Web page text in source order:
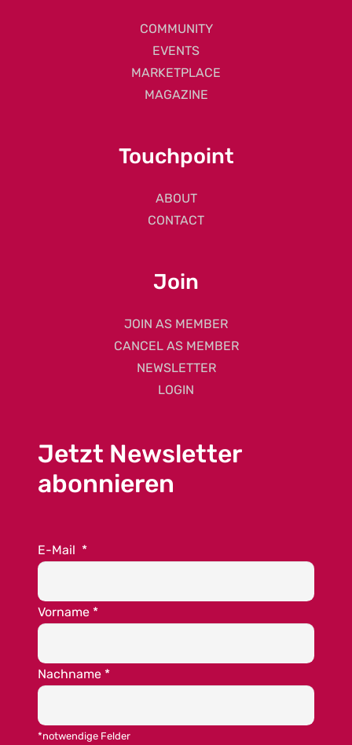
COMMUNITY
EVENTS
MARKETPLACE
MAGAZINE
Touchpoint
ABOUT
CONTACT
Join
JOIN AS MEMBER
CANCEL AS MEMBER
NEWSLETTER
LOGIN
Jetzt Newsletter
abonnieren
E-Mail *
Vorname *
Nachname *
*notwendige Felder